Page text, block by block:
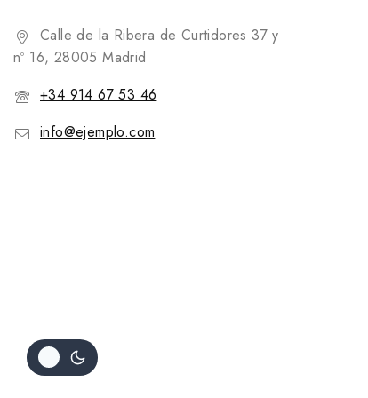
Calle de la Ribera de Curtidores 37 y
nº 16, 28005 Madrid
+34 914 67 53 46
info@ejemplo.com